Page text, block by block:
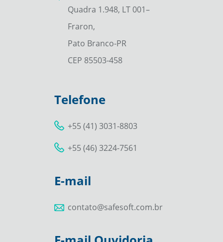
Quadra 1.948, LT 001–
Fraron,
Pato Branco-PR
CEP 85503-458
Telefone
+55 (41) 3031-8803
+55 (46) 3224-7561
E-mail
contato@safesoft.com.br